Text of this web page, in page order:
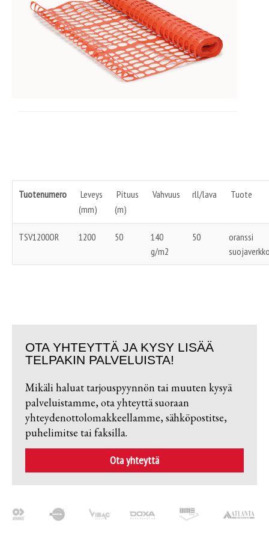
Tuotenumero
Leveys
(mm)
Pituus
(m)
Vahvuus rll/lava Tuote
TSV1200OR 1200 50
140
g/m2
50
oranssi
OTA YHTEYTTÄ JA KYSY LISÄÄ
TELPAKIN PALVELUISTA!
Mikäli haluat tarjouspyynnön tai muuten kysyä
palveluistamme, ota yhteyttä suoraan
yhteydenottolomakkeellamme, sähköpostitse,
puhelimitse tai faksilla.
Ota yhteyttä